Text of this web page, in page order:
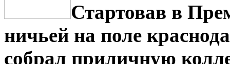
Стартовав в
ничьей на поле
собрал приличную